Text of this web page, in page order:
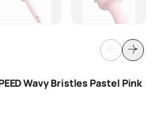
Wavy Bristles Pastel Pink